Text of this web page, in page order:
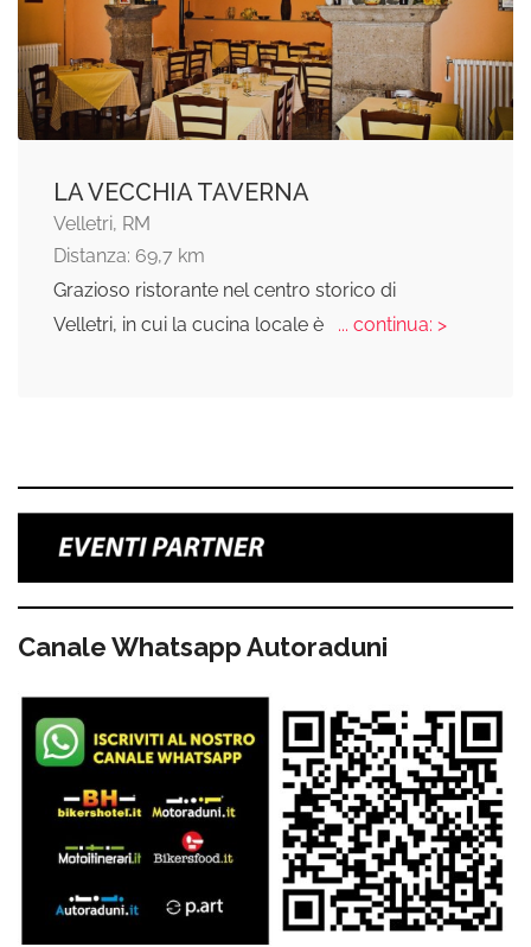
LA VECCHIA TAVERNA
Velletri, RM
Distanza: 69,7 km
Grazioso ristorante nel centro storico di
Velletri, in cui la cucina locale è
... continua: >
Canale Whatsapp Autoraduni